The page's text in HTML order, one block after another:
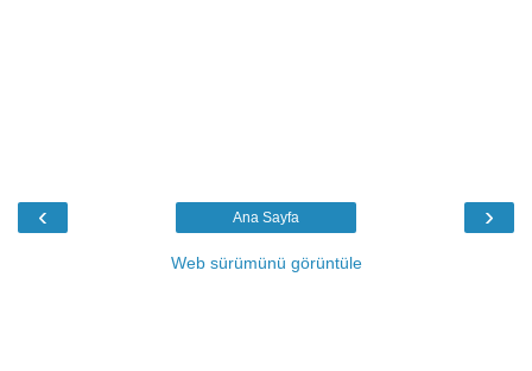
‹ ›
Ana Sayfa
Web sürümünü görüntüle